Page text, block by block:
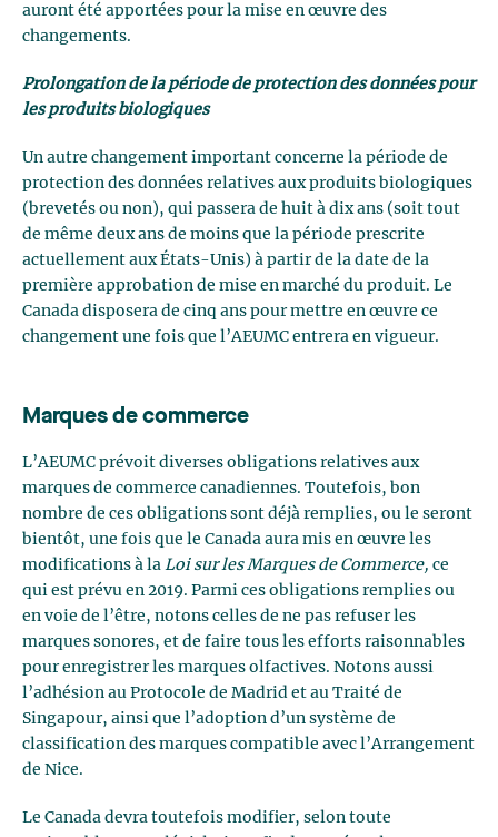
auront été apportées pour la mise en œuvre des
changements.
Prolongation de la période de protection des données pour
les produits biologiques
Un autre changement important concerne la période de
protection des données relatives aux produits biologiques
(brevetés ou non), qui passera de huit à dix ans (soit tout
de même deux ans de moins que la période prescrite
actuellement aux États-Unis) à partir de la date de la
première approbation de mise en marché du produit. Le
Canada disposera de cinq ans pour mettre en œuvre ce
changement une fois que l’AEUMC entrera en vigueur.
Marques de commerce
L’AEUMC prévoit diverses obligations relatives aux
marques de commerce canadiennes. Toutefois, bon
nombre de ces obligations sont déjà remplies, ou le seront
bientôt, une fois que le Canada aura mis en œuvre les
modifications à la Loi sur les Marques de Commerce, ce
qui est prévu en 2019. Parmi ces obligations remplies ou
en voie de l’être, notons celles de ne pas refuser les
marques sonores, et de faire tous les efforts raisonnables
pour enregistrer les marques olfactives. Notons aussi
l’adhésion au Protocole de Madrid et au Traité de
Singapour, ainsi que l’adoption d’un système de
classification des marques compatible avec l’Arrangement
de Nice.
Le Canada devra toutefois modifier, selon toute